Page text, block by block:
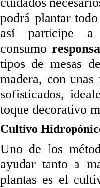
podrá plantar
así participe
consumo
tipos de mesas
madera, con unas
sofisticados,
toque decorativo
Cultivo
Uno de los
ayudar tanto a
plantas es el